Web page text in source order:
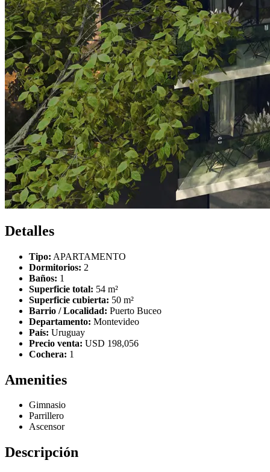
Detalles
Tipo: APARTAMENTO
Dormitorios: 2
Baños: 1
Superficie total: 54 m²
Superficie cubierta: 50 m²
Barrio / Localidad: Puerto Buceo
Departamento: Montevideo
País: Uruguay
Precio venta: USD 198,056
Cochera: 1
Amenities
Gimnasio
Parrillero
Ascensor
Descripción